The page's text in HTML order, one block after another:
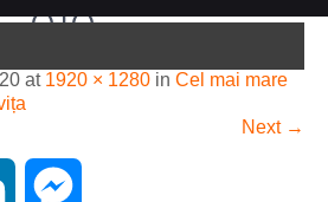
at 1920 × 1280 in Cel mai mare
Next →